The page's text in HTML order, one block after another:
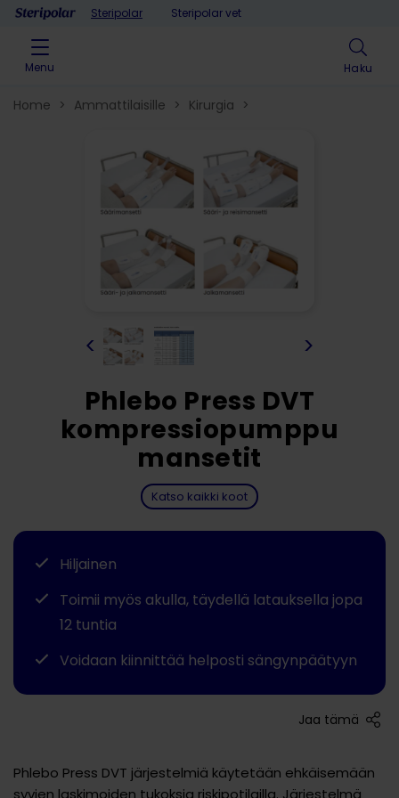
Skip to contentSteripolar Steripolar vet
Menu Haku
Home > Ammattilaisille > Kirurgia >
Phlebo Press DVT järjestelmiä käytetään ehkäisemään
syvien laskimoiden tukoksia riskipotilailla. Järjestelmä
>
<
Phlebo Press DVT
kompressiopumppu
mansetit
Katso kaikki koot
Hiljainen
Toimii myös akulla, täydellä latauksella jopa
12 tuntia
Voidaan kiinnittää helposti sängynpäätyyn
Jaa tämä